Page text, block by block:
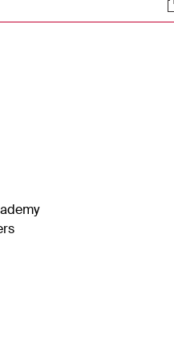
goals en assists. Een